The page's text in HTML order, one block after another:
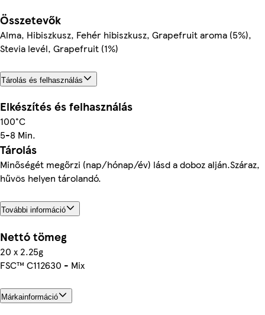
Összetevők
Alma, Hibiszkusz, Fehér hibiszkusz, Grapefruit aroma (5%),
Stevia levél, Grapefruit (1%)
Tárolás és felhasználás
Elkészítés és felhasználás
100°C
5-8 Min.
Tárolás
Minőségét megőrzi (nap/hónap/év) lásd a doboz alján.Száraz,
hűvös helyen tárolandó.
További információ
Nettó tömeg
20 x 2.25g
FSC™ C112630 - Mix
Márkainformáció